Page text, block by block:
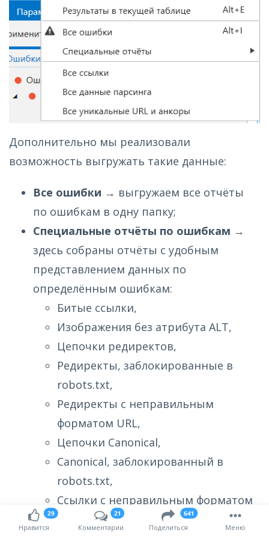
29
Нравится
21
Комментарии
641
Поделиться Меню
Дополнительно мы реализовали
возможность выгружать такие данные:
Все ошибки → выгружаем все отчёты
по ошибкам в одну папку;
Специальные отчёты по ошибкам →
здесь собраны отчёты с удобным
представлением данных по
определённым ошибкам:
Битые ссылки,
Изображения без атрибута ALT,
Цепочки редиректов,
Редиректы, заблокированные в
robots.txt,
Редиректы с неправильным
форматом URL,
Цепочки Canonical,
Canonical, заблокированный в
robots.txt,
Ссылки с неправильным форматом
URL.